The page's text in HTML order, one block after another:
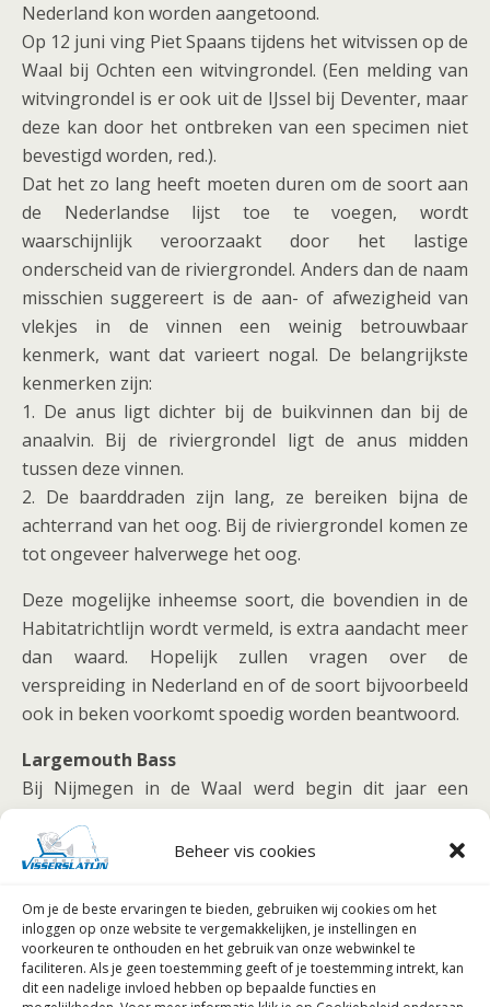
Beheer vis cookies
Om je de beste ervaringen te bieden, gebruiken wij cookies om het
inloggen op onze website te vergemakkelijken, je instellingen en
voorkeuren te onthouden en het gebruik van onze webwinkel te
faciliteren. Als je geen toestemming geeft of je toestemming intrekt, kan
dit een nadelige invloed hebben op bepaalde functies en
Nederland kon worden aangetoond.
Op 12 juni ving Piet Spaans tijdens het witvissen op de
Waal bij Ochten een witvingrondel. (Een melding van
witvingrondel is er ook uit de IJssel bij Deventer, maar
deze kan door het ontbreken van een specimen niet
bevestigd worden, red.).
Dat het zo lang heeft moeten duren om de soort aan
de Nederlandse lijst toe te voegen, wordt
waarschijnlijk veroorzaakt door het lastige
onderscheid van de riviergrondel. Anders dan de naam
misschien suggereert is de aan- of afwezigheid van
vlekjes in de vinnen een weinig betrouwbaar
kenmerk, want dat varieert nogal. De belangrijkste
kenmerken zijn:
1. De anus ligt dichter bij de buikvinnen dan bij de
anaalvin. Bij de riviergrondel ligt de anus midden
tussen deze vinnen.
2. De baarddraden zijn lang, ze bereiken bijna de
achterrand van het oog. Bij de riviergrondel komen ze
tot ongeveer halverwege het oog.
Deze mogelijke inheemse soort, die bovendien in de
Habitatrichtlijn wordt vermeld, is extra aandacht meer
dan waard. Hopelijk zullen vragen over de
verspreiding in Nederland en of de soort bijvoorbeeld
ook in beken voorkomt spoedig worden beantwoord.
Largemouth Bass
Bij Nijmegen in de Waal werd begin dit jaar een
Largemouth Bass (lengte:60 cm) aan kunstaas
gevangen. Largemouth Bass Micropterus salmoides
leeft van nature in Amerika, van de Grote meren en de
Hudson-baai tot aan Florida en Noord-Mexico De vis
is geïntroduceerd in tal van landen over de hele
wereld. In België komt de vis al voor en in Frankrijk
zelfs al veelvuldig. Waar de soort is geïntroduceerd,